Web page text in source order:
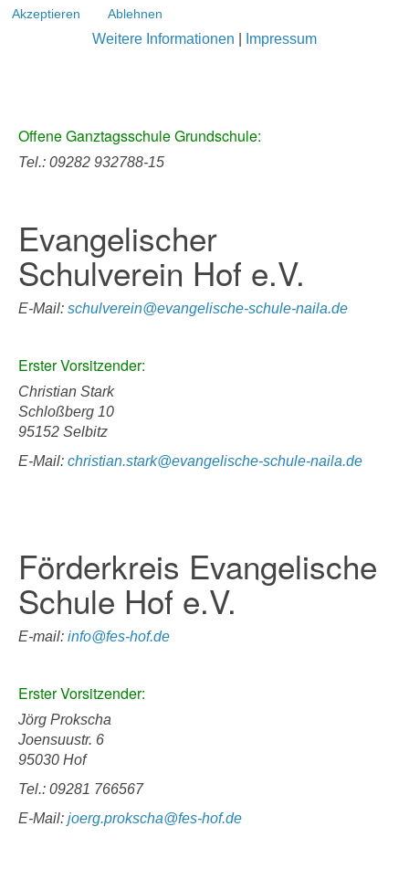
Offene Ganztagsschule Grundschule:
Tel.: 09282 932788-15
Evangelischer
Schulverein Hof e.V.
E-Mail: schulverein@evangelische-schule-naila.de
Erster Vorsitzender:
Christian Stark
Schloßberg 10
95152 Selbitz
E-Mail: christian.stark@evangelische-schule-naila.de
Förderkreis Evangelische
Schule Hof e.V.
E-mail: info@fes-hof.de
Erster Vorsitzender:
Jörg Prokscha
Joensuustr. 6
95030 Hof
Tel.: 09281 766567
E-Mail: joerg.prokscha@fes-hof.de
Akzeptieren Ablehnen
Weitere Informationen Impressum